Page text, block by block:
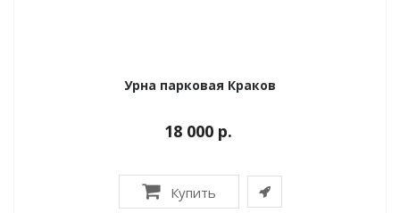
Урна парковая Краков
18 000 р.
Купить